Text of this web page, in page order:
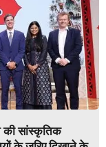
की सांस्कृतिक